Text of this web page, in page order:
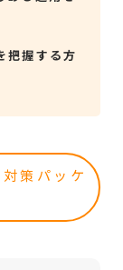
把握する方
策パッケ